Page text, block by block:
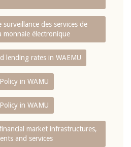
des services de
monnaie électronique
lending rates in WAEMU
in WAMU
in WAMU
market infrastructures,
and services